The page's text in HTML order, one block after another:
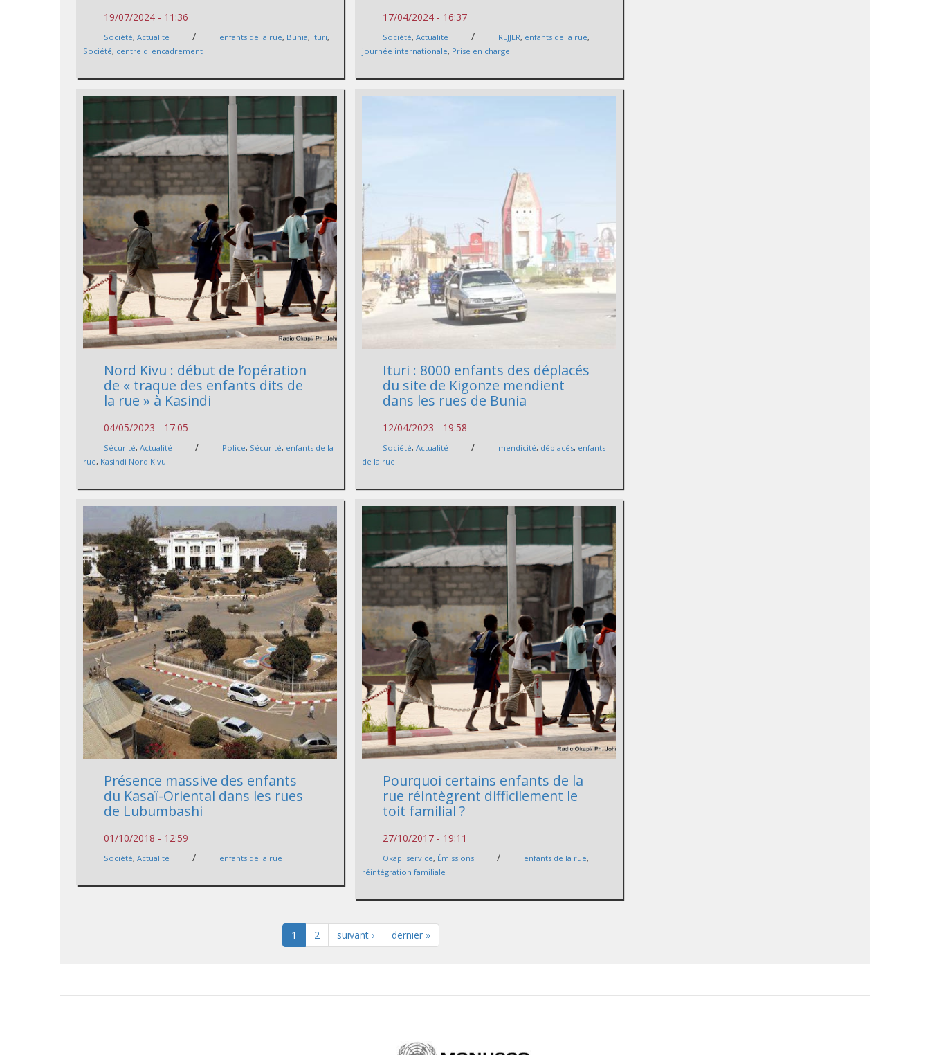
19/07/2024 - 11:36
Société,Actualité / enfants de la rue, Bunia, Ituri,
Société, centre d' encadrement
17/04/2024 - 16:37
Société,Actualité / REJJER, enfants de la rue,
journée internationale, Prise en charge
Nord Kivu : début de l’opération
de « traque des enfants dits de
la rue » à Kasindi
04/05/2023 - 17:05
Sécurité,Actualité / Police, Sécurité, enfants de la
rue, Kasindi Nord Kivu
Ituri : 8000 enfants des déplacés
du site de Kigonze mendient
dans les rues de Bunia
12/04/2023 - 19:58
Société,Actualité / mendicité, déplacés, enfants
de la rue
Présence massive des enfants
du Kasaï-Oriental dans les rues
de Lubumbashi
01/10/2018 - 12:59
Société,Actualité / enfants de la rue
Pourquoi certains enfants de la
rue réintègrent difficilement le
toit familial ?
27/10/2017 - 19:11
Okapi service, Émissions / enfants de la rue,
réintégration familiale
1 2 suivant › dernier »